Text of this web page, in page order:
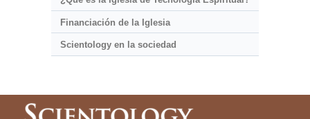
Financiación de la Iglesia
Scientology en la sociedad